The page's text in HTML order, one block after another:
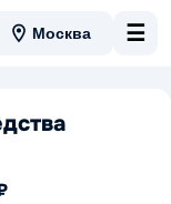
Москва ☰